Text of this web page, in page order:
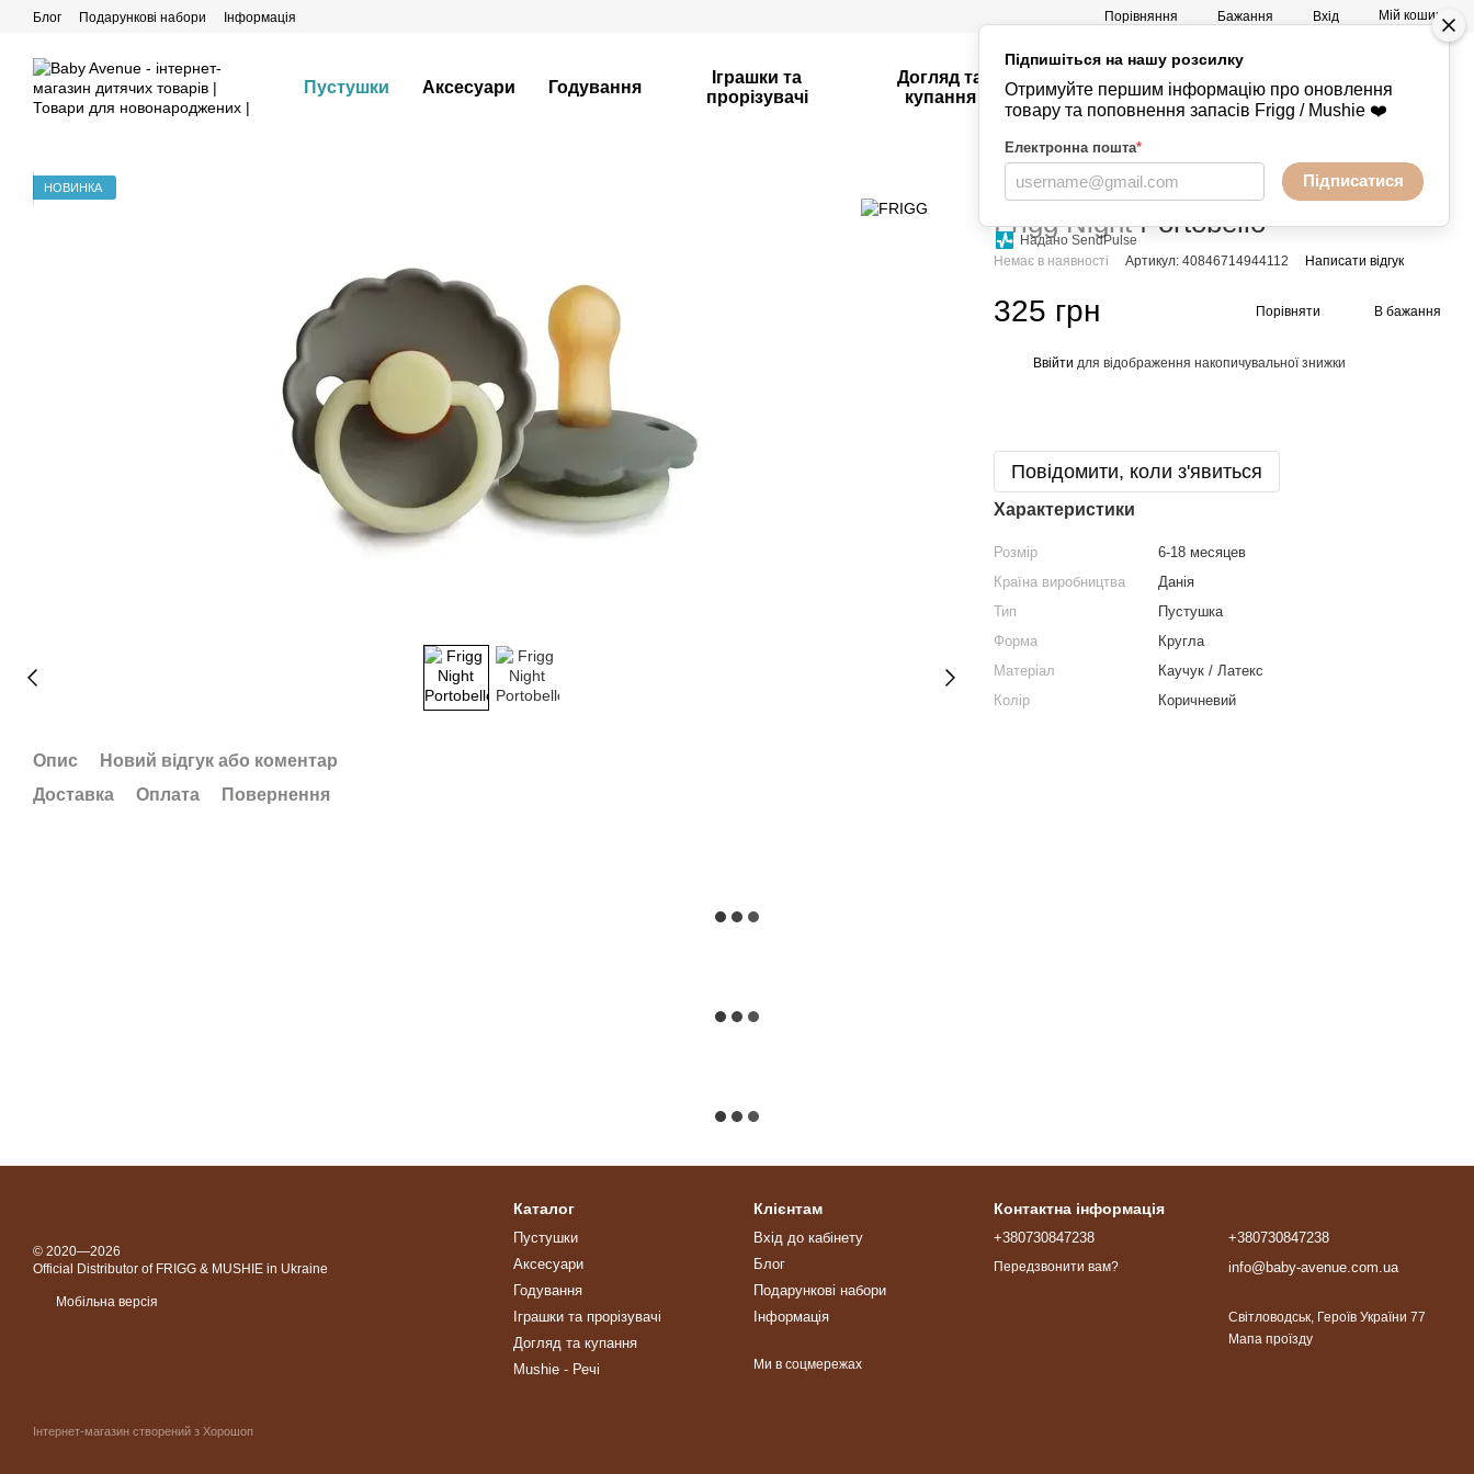
Перейти до основного контенту
Підпишіться на нашу розсилку
Отримуйте першим інформацію про оновлення
товару та поповнення запасів Frigg / Mushie ❤️
Електронна пошта*
Підписатися
Надано SendPulse
Блог Подарункові набори Інформація Порівняння Бажання Вхід Мій кошик
Пустушки Аксесуари Годування
Іграшки та
прорізувачі
Догляд та
купання
Mushie -
Речі
+380730847238
НОВИНКА
Опис
Новий відгук або коментар
Доставка
Оплата Повернення
Головна Пустушки FRIGG FRIGG FRIGG
Frigg Night Portobello
Немає в наявності Артикул: 40846714944112 Написати відгук
325 грн Порівняти В бажання
Ввійти для відображення накопичувальної знижки
Повідомити, коли з'явиться
Характеристики
Розмір
6-18 месяцев
Країна виробництва
Данія
Тип
Пустушка
Форма
Кругла
Матеріал
Каучук / Латекс
Колір
Коричневий
© 2020—2026
Official Distributor of FRIGG & MUSHIE in Ukraine
Мобільна версія
Інтернет-магазин створений з Хорошоп
Каталог
Пустушки
Аксесуари
Годування
Іграшки та прорізувачі
Догляд та купання
Mushie - Речі
Клієнтам
Вхід до кабінету
Блог
Подарункові набори
Інформація
Ми в соцмережах
Контактна інформація
+380730847238
Передзвонити вам?
+380730847238
info@baby-avenue.com.ua
Світловодськ, Героїв України 77
Мапа проїзду